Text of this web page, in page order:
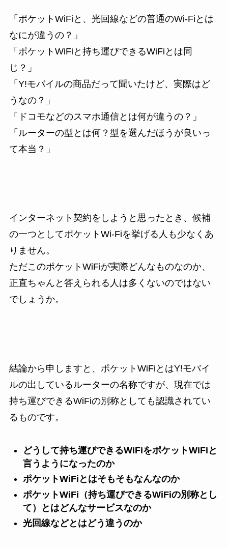
「ポケットWiFiと、光回線などの普通のWi-Fiとは
なにが違うの？」
「ポケットWiFiと持ち運びできるWiFiとは同
じ？」
「Y!モバイルの商品だって聞いたけど、実際はど
うなの？」
「ドコモなどのスマホ通信とは何が違うの？」
「ルーターの型とは何？型を選んだほうが良いっ
て本当？」
インターネット契約をしようと思ったとき、候補
の一つとしてポケットWi-Fiを挙げる人も少なくあ
りません。
ただこのポケットWiFiが実際どんなものなのか、
正直ちゃんと答えられる人は多くないのではない
でしょうか。
結論から申しますと、ポケットWiFiとはY!モバイ
ルの出しているルーターの名称ですが、現在では
持ち運びできるWiFiの別称としても認識されてい
るものです。
どうして持ち運びできるWiFiをポケットWiFiと
言うようになったのか
ポケットWiFiとはそもそもなんなのか
ポケットWiFi（持ち運びできるWiFiの別称とし
て）とはどんなサービスなのか
光回線などとはどう違うのか